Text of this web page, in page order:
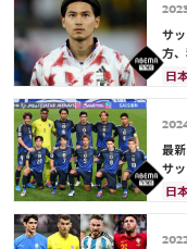
ス
ウ
日
サ
方
日
原
遠
最
サ
日
カ